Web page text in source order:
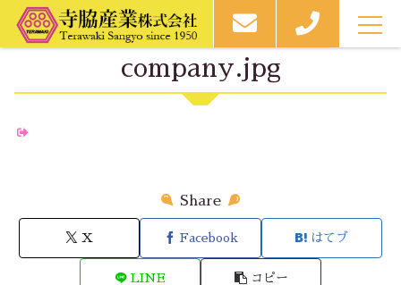
company.jpg
Share
X Facebook はてブ
LINE コピー